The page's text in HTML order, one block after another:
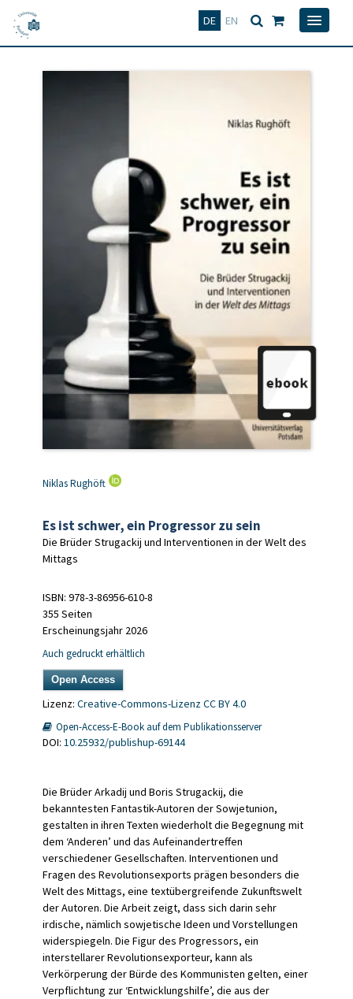
DE EN
Deutsch
Niklas Rughöft
Es ist schwer, ein Progressor zu sein
Die Brüder Strugackij und Interventionen in der Welt des
Mittags
ISBN: 978-3-86956-610-8
355 Seiten
Erscheinungsjahr 2026
Auch gedruckt erhältlich
Open Access
Lizenz: Creative-Commons-Lizenz CC BY 4.0
Open-Access-E-Book auf dem Publikationsserver
DOI: 10.25932/publishup-69144
Die Brüder Arkadij und Boris Strugackij, die
bekanntesten Fantastik-Autoren der Sowjetunion,
gestalten in ihren Texten wiederholt die Begegnung mit
dem ‘Anderen’ und das Aufeinandertreffen
verschiedener Gesellschaften. Interventionen und
Fragen des Revolutionsexports prägen besonders die
Welt des Mittags, eine textübergreifende Zukunftswelt
der Autoren. Die Arbeit zeigt, dass sich darin sehr
irdische, nämlich sowjetische Ideen und Vorstellungen
widerspiegeln. Die Figur des Progressors, ein
interstellarer Revolutionsexporteur, kann als
Verkörperung der Bürde des Kommunisten gelten, einer
Verpflichtung zur ‘Entwicklungshilfe’, die aus der